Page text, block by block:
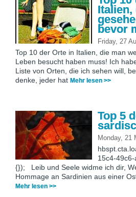
Italien,
bevor
Friday, 27
Top 10 der Orte in Italien, die man
Leben besucht haben muss! Ich
Liste von Orten, die ich sehen will,
denke, jeder hat Mehr lesen >>
Top 5
Monday, 21
15c4-
{}); Leib und Seele widme ich dir,
Hommage an Sardinien aus einer
Mehr lesen >>